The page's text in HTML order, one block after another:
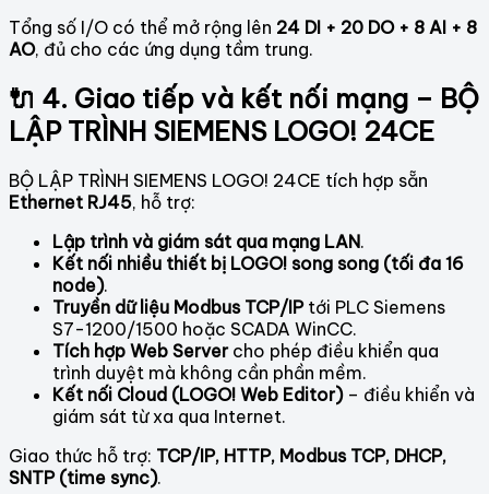
Tổng số I/O có thể mở rộng lên 24 DI + 20 DO + 8 AI + 8
AO, đủ cho các ứng dụng tầm trung.
🔌 4. Giao tiếp và kết nối mạng – BỘ
LẬP TRÌNH SIEMENS LOGO! 24CE
BỘ LẬP TRÌNH SIEMENS LOGO! 24CE tích hợp sẵn
Ethernet RJ45, hỗ trợ:
Lập trình và giám sát qua mạng LAN.
Kết nối nhiều thiết bị LOGO! song song (tối đa 16
node).
Truyền dữ liệu Modbus TCP/IPtới PLC Siemens
S7-1200/1500 hoặc SCADA WinCC.
Tích hợp Web Servercho phép điều khiển qua
trình duyệt mà không cần phần mềm.
Kết nối Cloud (LOGO! Web Editor)– điều khiển và
giám sát từ xa qua Internet.
Giao thức hỗ trợ: TCP/IP, HTTP, Modbus TCP, DHCP,
SNTP (time sync).